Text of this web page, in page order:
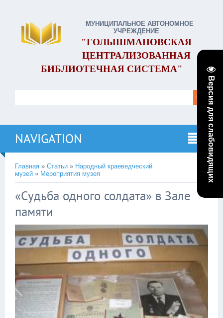
Версия для слабовидящих
МУНИЦИПАЛЬНОЕ АВТОНОМНОЕ
УЧРЕЖДЕНИЕ
"ГОЛЫШМАНОВСКАЯ
ЦЕНТРАЛИЗОВАННАЯ
БИБЛИОТЕЧНАЯ СИСТЕМА"
NAVIGATION
Главная » Статьи » Народный краеведческий
музей » Мероприятия музея
«Судьба одного солдата» в Зале
памяти